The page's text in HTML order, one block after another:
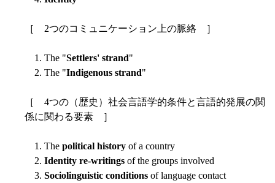
［ 2つのコミュニケーション上の脈絡 ］
1. The "Settlers' strand"
2. The "Indigenous strand"
［ 4つの（歴史）社会言語学的条件と言語的発展の関
係に関わる要素 ］
1. The political history of a country
2. Identity re-writings of the groups involved
3. Sociolinguistic conditions of language contact